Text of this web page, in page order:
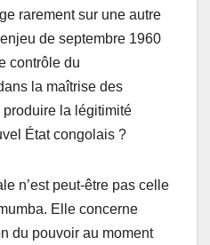
rarement sur une autre
de septembre 1960
contrôle du
la maîtrise des
la légitimité
État congolais ?
n’est peut-être pas celle
Elle concerne
du pouvoir au moment